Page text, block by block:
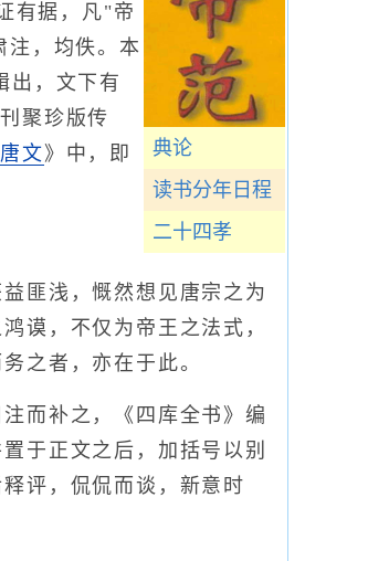
典论
读书分年日程
二十四孝
有据，凡"帝
注，均佚。本
出，文下有
聚珍版传
文》中，即
匪浅，慨然想见唐宗之为
谟，不仅为帝王之法式，
之者，亦在于此。
而补之，《四库全书》编
于正文之后，加括号以别
评，侃侃而谈，新意时